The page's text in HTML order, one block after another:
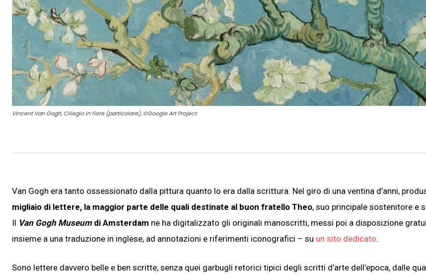
Vincent Van Gogh, Ciliegio in fiore (particolare), ©Google Art Project
Van Gogh era tanto ossessionato dalla pittura quanto lo era dalla scrittura. Nel giro di una ventina d’anni,
migliaio di lettere, la maggior parte delle quali destinate al buon fratello Theo, suo principale sostenitore e
Il Van Gogh Museumdi Amsterdam ne ha digitalizzato gli originali manoscritti, messi poi a disposizione
insieme a una traduzione in inglese, ad annotazioni e riferimenti iconografici – su un sito dedicato.
Sono lettere davvero belle e ben scritte, senza quei garbugli retorici tipici degli scritti d’arte dell’epoca, dalle